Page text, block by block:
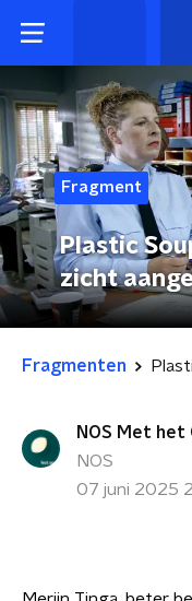
Fragment
Plastic
zicht
Fragmenten
NOS Met het
NOS
07 juni 2025